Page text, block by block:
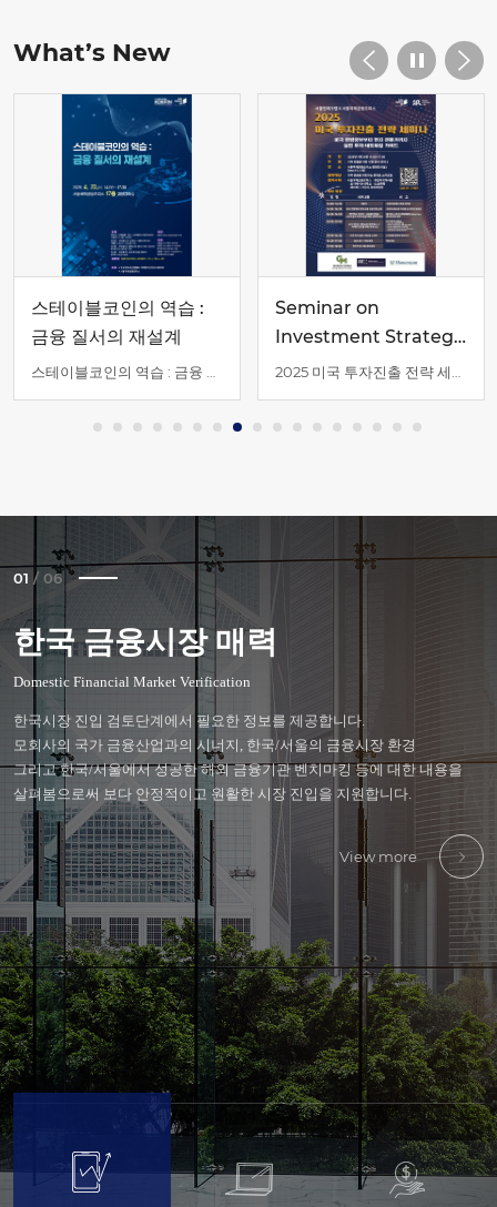
What’s New
스테이블코인의 역습 :
금융 질서의 재설계
스테이블코인의 역습 : 금융 질서의 재설계
Seminar on
Investment Strategy
in the U.S 2025
2025 미국 투자진출 전략 세미나
한국 금융시장 매력
Domestic Financial Market Verification
한국시장 진입 검토단계에서 필요한 정보를 제공합니다.
모회사의 국가 금융산업과의 시너지, 한국/서울의 금융시장 환경
그리고 한국/서울에서 성공한 해외 금융기관 벤치마킹 등에 대한 내용을
살펴봄으로써 보다 안정적이고 원활한 시장 진입을 지원합니다.
View more
사무공간 지원
Office space
한국시장 진입 의사결정단계에서 필요한 정보를 제공합니다.
금융업무를 위한 사무공간에 대한 내용을 다루고 있습니다.
구체적으로는 인력투입 검토를 위한 공간, 인허가 신청을 위한 임시사무소,
국내 금융기관과의 원활하게 네트워킹 할 수 있는 장소에 대한 내용을
확인해보실 수 있습니다.
View more
금융업 인·허가
Financial licenses
한국시장 진입 의사결정단계에서 필요한 정보를 제공합니다.
한국에서의 금융업을 영위하기위한 내용을 주로 살펴볼 수 있습니다.
구체적으로는 각 금융업종별 인허가 진행 단계, 컴플라이언스· 내부통제,
서버 등 인프라 구축, 인허가 진행과 관련된 외주업체 선정리스트 등을
다루고 있습니다.
View more
인력채용 및 규제
Recruitments
한국 법인설립 이후, 조기안정화를 위한 정보를 제공합니다.
한국시장의 인력채용 및 노무 관련 법령, 제도 등을 다루고 있습니다.
구체적으로는 한국지사 및 자회사 책임자 채용, 중간관리자 인력 채용 및
근로계약, 외국인 채용관련 비자 등에 대한 내용을 확인해 보실 수
있습니다.
View more
세금/회계 정산
Tax/Accounting
한국 법인설립 이후, 조기안정화를 위한 정보를 제공합니다.
세무, 재무, 감사와 관련된 내용을 주로 다루고 있습니다.
구체적으로는 금융기준/회계감사 제도, 조세·재무 ·회계기준, 내부통제,
외국인 회계/세무 상담채널 등에 대한 내용을 전반적으로 살펴볼 수
있습니다.
View more
외국인 임직원 정주지원
Settlement support
한국 법인설립 이후, 조기안정화를 위한 정보를 제공합니다.
한국법인 소속의 임직원이 한국/서울에서 안정적인 생활을 이어나갈 수
있도록,
대사관/영사관, 외국인 학교, 호텔/숙소, 병원, 교통, 식사 등 생활과 관련한
다양한 정보를 제공합니다.
View more
01 / 06